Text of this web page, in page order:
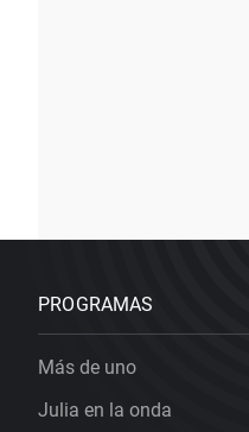
PROGRAMAS
Más de uno
Julia en la onda